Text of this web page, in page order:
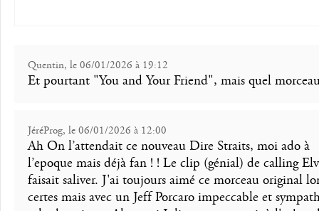
Quentin, le 06/01/2026 à 19:12
Et pourtant "You and Your Friend", mais quel
JéréProg, le 06/01/2026 à 12:00
Ah On l’attendait ce nouveau Dire Straits, moi ado à
l’epoque mais déjà fan ! ! Le clip (génial) de calling
faisait saliver. J'ai toujours aimé ce morceau original
certes mais avec un Jeff Porcaro impeccable et